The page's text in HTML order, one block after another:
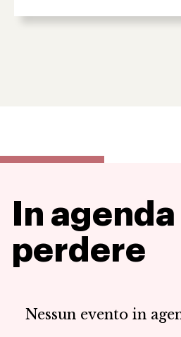
In agenda
perdere
Nessun evento in